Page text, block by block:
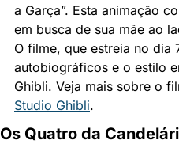
a Garça”. Esta animação
em busca de sua mãe ao
O filme, que estreia no dia
autobiográficos e o estilo
Ghibli. Veja mais sobre o
Studio Ghibli.
Os Quatro da